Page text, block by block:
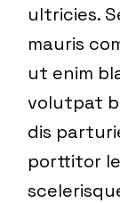
ultricies.
mauris
ut enim
volutpat
dis
porttitor